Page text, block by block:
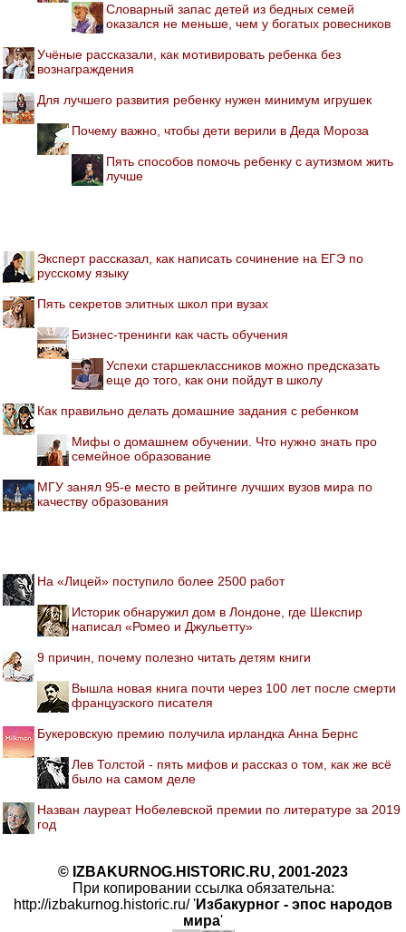
Словарный запас детей из бедных семей
оказался не меньше, чем у богатых ровесников
Учёные рассказали, как мотивировать ребенка без
вознаграждения
Для лучшего развития ребенку нужен минимум игрушек
Почему важно, чтобы дети верили в Деда Мороза
Пять способов помочь ребенку с аутизмом жить
лучше
Эксперт рассказал, как написать сочинение на ЕГЭ по
русскому языку
Пять секретов элитных школ при вузах
Бизнес-тренинги как часть обучения
Успехи старшеклассников можно предсказать
еще до того, как они пойдут в школу
Как правильно делать домашние задания с ребенком
Мифы о домашнем обучении. Что нужно знать про
семейное образование
МГУ занял 95-е место в рейтинге лучших вузов мира по
качеству образования
На «Лицей» поступило более 2500 работ
Историк обнаружил дом в Лондоне, где Шекспир
написал «Ромео и Джульетту»
9 причин, почему полезно читать детям книги
Вышла новая книга почти через 100 лет после смерти
французского писателя
Букеровскую премию получила ирландка Анна Бернс
Лев Толстой - пять мифов и рассказ о том, как же всё
было на самом деле
Назван лауреат Нобелевской премии по литературе за 2019
год
© IZBAKURNOG.HISTORIC.RU, 2001-2023
При копировании ссылка обязательна:
http://izbakurnog.historic.ru/ 'Избакурног - эпос народов
мира'